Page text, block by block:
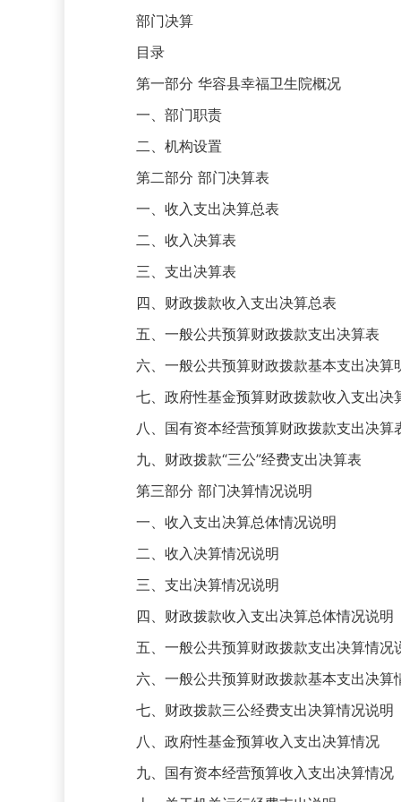
部门决算
目录
第一部分 华容县幸福卫生院概况
一、部门职责
二、机构设置
第二部分 部门决算表
一、收入支出决算总表
二、收入决算表
三、支出决算表
四、财政拨款收入支出决算总表
五、一般公共预算财政拨款支出决算表
六、一般公共预算财政拨款基本支出决算
七、政府性基金预算财政拨款收入支出决
八、国有资本经营预算财政拨款支出决算
九、财政拨款“三公”经费支出决算表
第三部分 部门决算情况说明
一、收入支出决算总体情况说明
二、收入决算情况说明
三、支出决算情况说明
四、财政拨款收入支出决算总体情况说明
五、一般公共预算财政拨款支出决算情况
六、一般公共预算财政拨款基本支出决算
七、财政拨款三公经费支出决算情况说明
八、政府性基金预算收入支出决算情况
九、国有资本经营预算收入支出决算情况